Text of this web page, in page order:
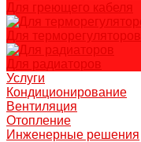
Для греющего кабеля
Для терморегуляторов
Для радиаторов
Услуги
Кондиционирование
Вентиляция
Отопление
Инженерные решения